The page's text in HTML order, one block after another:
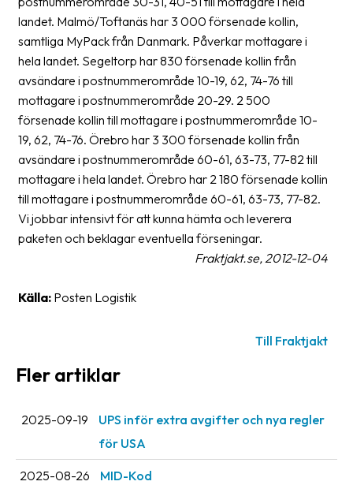
Ordlista
Paketering
Frakthandlingar
Skrivarinställningar
Tulldeklarationer
Leveransvillkor
Upphämtningar
Streckkodsläsare
företaget
Om
Fraktjakt
Pressrum
landet. Malmö/Toftanäs har 3 000 försenade kollin,
samtliga MyPack från Danmark. Påverkar mottagare i
hela landet. Segeltorp har 830 försenade kollin från
avsändare i postnummerområde 10-19, 62, 74-76 till
mottagare i postnummerområde 20-29. 2 500
försenade kollin till mottagare i postnummerområde 10-
19, 62, 74-76. Örebro har 3 300 försenade kollin från
avsändare i postnummerområde 60-61, 63-73, 77-82 till
mottagare i hela landet. Örebro har 2 180 försenade kollin
till mottagare i postnummerområde 60-61, 63-73, 77-82.
Vi jobbar intensivt för att kunna hämta och leverera
paketen och beklagar eventuella förseningar.
Fraktjakt.se, 2012-12-04
Källa: Posten Logistik
Till Fraktjakt
Fler artiklar
2025-09-19
UPS inför extra avgifter och nya regler
för USA
2025-08-26 MID-Kod